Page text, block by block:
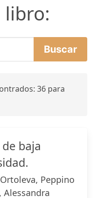
libro:
36 para
baja
Ortoleva, Peppino
Alessandra